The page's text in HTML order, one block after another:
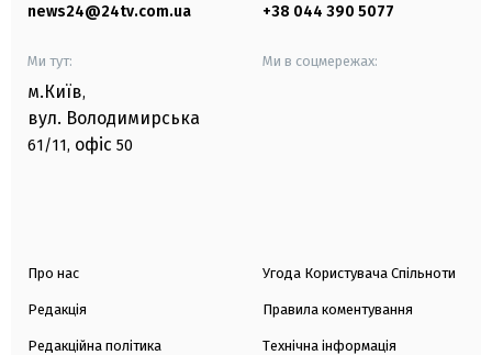
news24@24tv.com.ua +38 044 390 5077
Ми тут:
м.Київ,
вул. Володимирська
61/11, офіс 50
Ми в соцмережах:
Про нас
Редакція
Редакційна політика
Угода Користувача Спільноти
Правила коментування
Технічна інформація